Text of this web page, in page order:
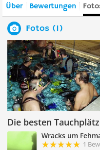
Über Bewertungen
Fotos (1)
Die besten
Wracks um
1